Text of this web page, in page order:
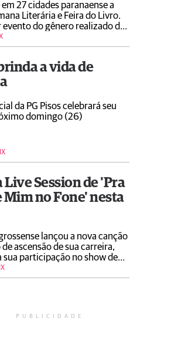
27 cidades paranaense a
Literária e Feira do Livro.
evento do gênero realizado de
Brasil que neste ano
e poetisa Adélia Prado
a vida de
da PG Pisos celebrará seu
domingo (26)
Live Session de 'Pra
Mim no Fone' nesta
lançou a nova canção
ascensão de sua carreira,
sua participação no show de
PUBLICIDADE